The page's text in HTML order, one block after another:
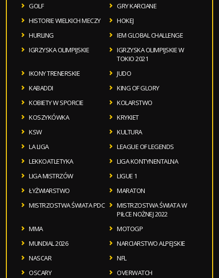
GOLF
GRY KARCIANE
HISTORIE WIELKICH MECZY
HOKEJ
HURLING
IEM GLOBAL CHALLENGE
IGRZYSKA OLIMPIJSKIE
IGRZYSKA OLIMPIJSKIE W
TOKIO 2021
IKONY TRENERSKIE
JUDO
KABADDI
KING OF GLORY
KOBIETY W SPORCIE
KOLARSTWO
KOSZYKÓWKA
KRYKIET
KSW
KULTURA
LA LIGA
LEAGUE OF LEGENDS
LEKKOATLETYKA
LIGA KONTYNENTALNA
LIGA MISTRZÓW
LIGUE 1
ŁYŻWIARSTWO
MARATON
MISTRZOSTWA ŚWIATA PDC
MISTRZOSTWA ŚWIATA W
PIŁCE NOŻNEJ 2022
MMA
MOTOGP
MUNDIAL 2026
NARCIARSTWO ALPEJSKIE
NASCAR
NFL
OSCARY
OVERWATCH